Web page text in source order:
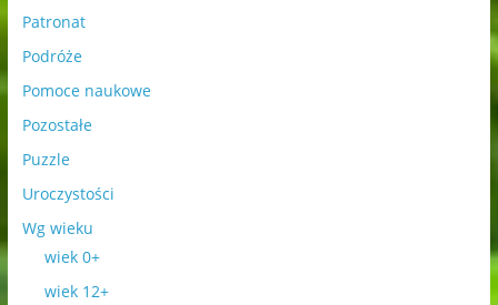
Patronat
Podróże
Pomoce naukowe
Pozostałe
Puzzle
Uroczystości
Wg wieku
wiek 0+
wiek 12+